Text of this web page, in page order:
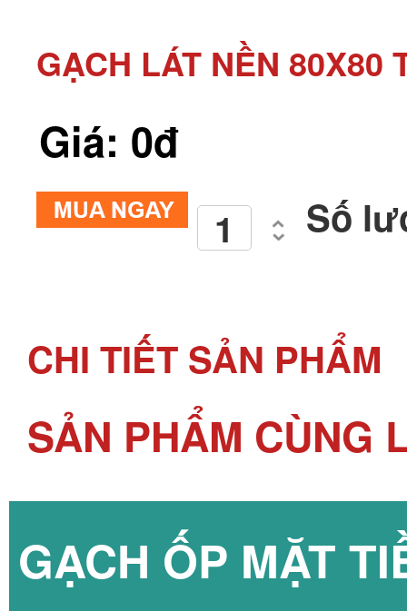
GẠCH LÁT NỀN 80X80
Giá: 0đ
Số
CHI TIẾT SẢN PHẨM
SẢN PHẨM CÙNG
GẠCH ỐP MẶT